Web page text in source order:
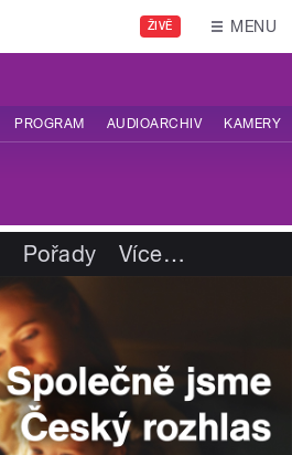
ŽIVĚ MENU
PROGRAM AUDIOARCHIV KAMERY
Pořady Více…